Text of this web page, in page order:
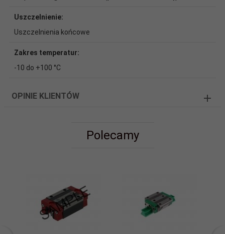
Uszczelnienie:
Uszczelnienia końcowe
Zakres temperatur:
-10 do +100 °C
OPINIE KLIENTÓW
Polecamy